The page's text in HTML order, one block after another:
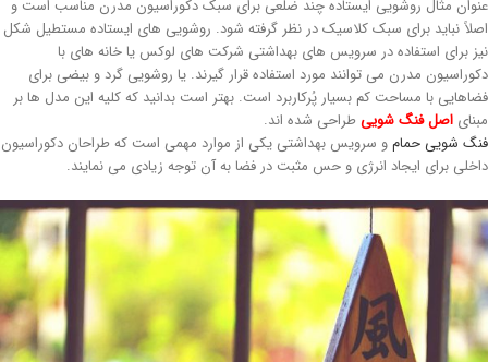
مثال روشویی ایستاده چند ضلعی برای سبک دکوراسیون مدرن مناسب است و
نباید برای سبک کلاسیک در نظر گرفته شود. روشویی های ایستاده مستطیل شکل
برای استفاده در سرویس های بهداشتی شرکت های لوکس یا خانه های با
مدرن می توانند مورد استفاده قرار گیرند. یا روشویی گرد و بیضی برای
با مساحت کم بسیار پُرکاربرد است. بهتر است بدانید که کلیه این مدل ها بر
اصل فنگ شوییطراحی شده اند.
شویی حمامو سرویس بهداشتی یکی از موارد مهمی است که طراحان دکوراسیون
برای ایجاد انرژی و حس مثبت در فضا به آن توجه زیادی می نمایند.